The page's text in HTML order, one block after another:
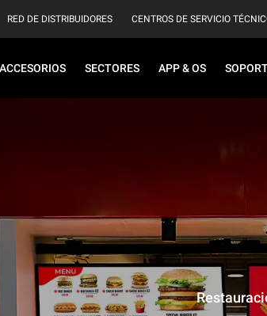
RED DE DISTRIBUIDORES CENTROS DE SERVICIO
ACCESORIOS SECTORES APP & OS